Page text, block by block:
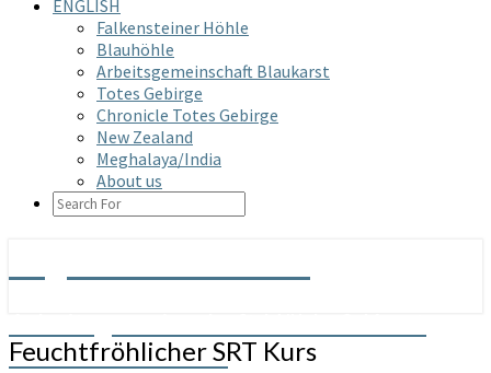
ENGLISH
Falkensteiner Höhle
Blauhöhle
Arbeitsgemeinschaft Blaukarst
Totes Gebirge
Chronicle Totes Gebirge
New Zealand
Meghalaya/India
About us
SEARCH
ICON
Grabenstetten e.V.
Feuchtfröhlicher
SRT
Feuchtfröhlicher SRT Kurs